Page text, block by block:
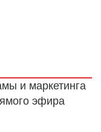
и маркетинга
эфира